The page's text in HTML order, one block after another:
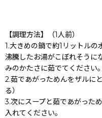
【調理方法】（1人前）
1.大きめの鍋で約1リットル
沸騰したお湯がこぼれそうに
みのかたさに茹でてください。
2.茹であがっためんをザルに
る）
3.次にスープと茹であがった
入れてください。